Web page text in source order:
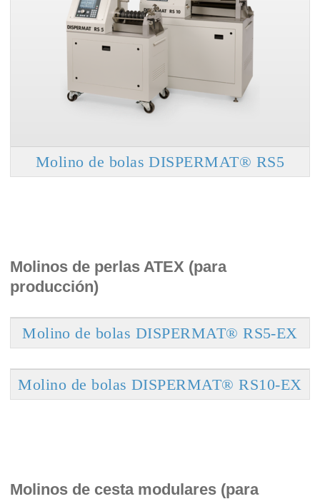
Molino de bolas DISPERMAT® RS5
Molinos de perlas ATEX (para
producción)
Molino de bolas DISPERMAT® RS5-EX
Molino de bolas DISPERMAT® RS10-EX
Molinos de cesta modulares (para